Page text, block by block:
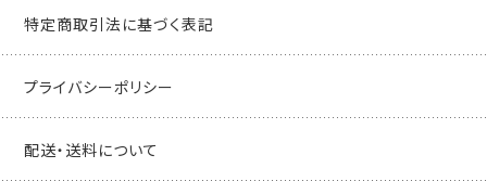
特定商取引法に基づく表記
プライバシーポリシー
配送・送料について